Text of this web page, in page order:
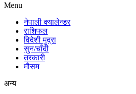
Menu
नेपाली क्यालेन्डर
राशिफल
विदेशी मुद्रा
सुन/चाँदी
तरकारी
मौसम
अन्य